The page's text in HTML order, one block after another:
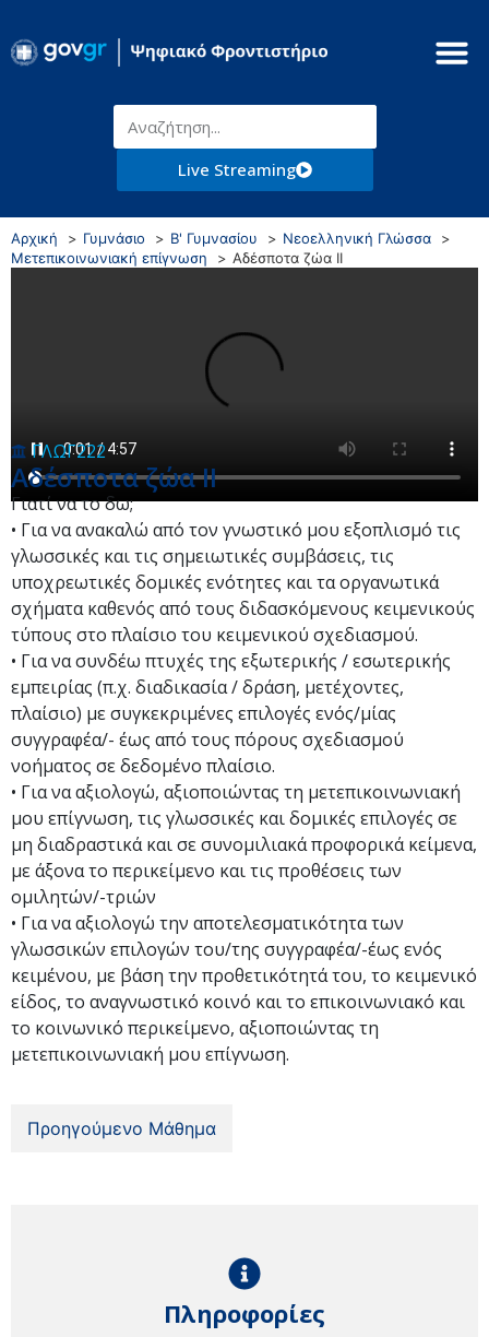
Live Streaming
Αρχική Γυμνάσιο Β' Γυμνασίου
Νεοελληνική Γλώσσα
Μετεπικοινωνιακή επίγνωση
Αδέσποτα ζώα II
ΓΛΩΓ222
Αδέσποτα ζώα II
Γιατί να το δω;
• Για να ανακαλώ από τον γνωστικό μου εξοπλισμό τις
γλωσσικές και τις σημειωτικές συμβάσεις, τις
υποχρεωτικές δομικές ενότητες και τα οργανωτικά
σχήματα καθενός από τους διδασκόμενους κειμενικούς
τύπους στο πλαίσιο του κειμενικού σχεδιασμού.
• Για να συνδέω πτυχές της εξωτερικής / εσωτερικής
εμπειρίας (π.χ. διαδικασία / δράση, μετέχοντες,
πλαίσιο) με συγκεκριμένες επιλογές ενός/μίας
συγγραφέα/- έως από τους πόρους σχεδιασμού
νοήματος σε δεδομένο πλαίσιο.
• Για να αξιολογώ, αξιοποιώντας τη μετεπικοινωνιακή
μου επίγνωση, τις γλωσσικές και δομικές επιλογές σε
μη διαδραστικά και σε συνομιλιακά προφορικά κείμενα,
με άξονα το περικείμενο και τις προθέσεις των
ομιλητών/-τριών
• Για να αξιολογώ την αποτελεσματικότητα των
γλωσσικών επιλογών του/της συγγραφέα/-έως ενός
κειμένου, με βάση την προθετικότητά του, το κειμενικό
είδος, το αναγνωστικό κοινό και το επικοινωνιακό και
το κοινωνικό περικείμενο, αξιοποιώντας τη
μετεπικοινωνιακή μου επίγνωση.
Προηγούμενο Μάθημα
Πληροφορίες